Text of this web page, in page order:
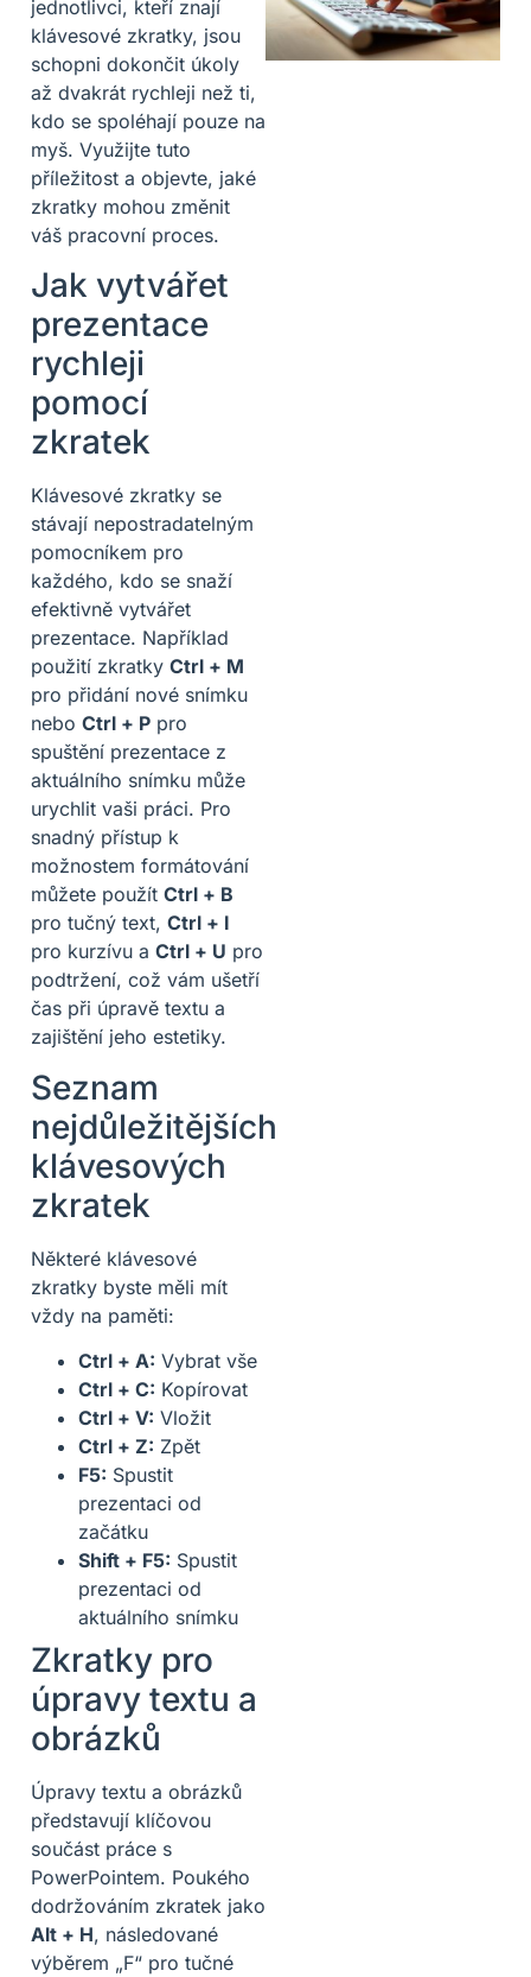
jednotlivci, kteří znají
klávesové zkratky, jsou
schopni dokončit úkoly
až dvakrát rychleji než ti,
kdo se spoléhají pouze na
myš. Využijte tuto
příležitost a objevte, jaké
zkratky mohou změnit
váš pracovní proces.
Jak vytvářet
prezentace
rychleji
pomocí
zkratek
Klávesové zkratky se
stávají nepostradatelným
pomocníkem pro
každého, kdo se snaží
efektivně vytvářet
prezentace. Například
použití zkratky Ctrl + M
pro přidání nové snímku
nebo Ctrl + P pro
spuštění prezentace z
aktuálního snímku může
urychlit vaši práci. Pro
snadný přístup k
možnostem formátování
můžete použít Ctrl + B
pro tučný text, Ctrl + I
pro kurzívu a Ctrl + U pro
podtržení, což vám ušetří
čas při úpravě textu a
zajištění jeho estetiky.
Seznam
nejdůležitějších
klávesových
zkratek
Některé klávesové
zkratky byste měli mít
vždy na paměti:
Ctrl + A: Vybrat vše
Ctrl + C: Kopírovat
Ctrl + V: Vložit
Ctrl + Z: Zpět
F5: Spustit
prezentaci od
začátku
Shift + F5: Spustit
prezentaci od
aktuálního snímku
Zkratky pro
úpravy textu a
obrázků
Úpravy textu a obrázků
představují klíčovou
součást práce s
PowerPointem. Poukého
dodržováním zkratek jako
Alt + H, následované
výběrem „F“ pro tučné